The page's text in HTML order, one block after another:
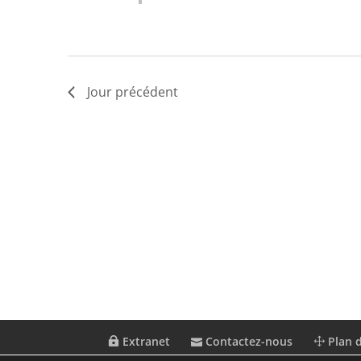
Jour précédent
Extranet Contactez-nous Plan